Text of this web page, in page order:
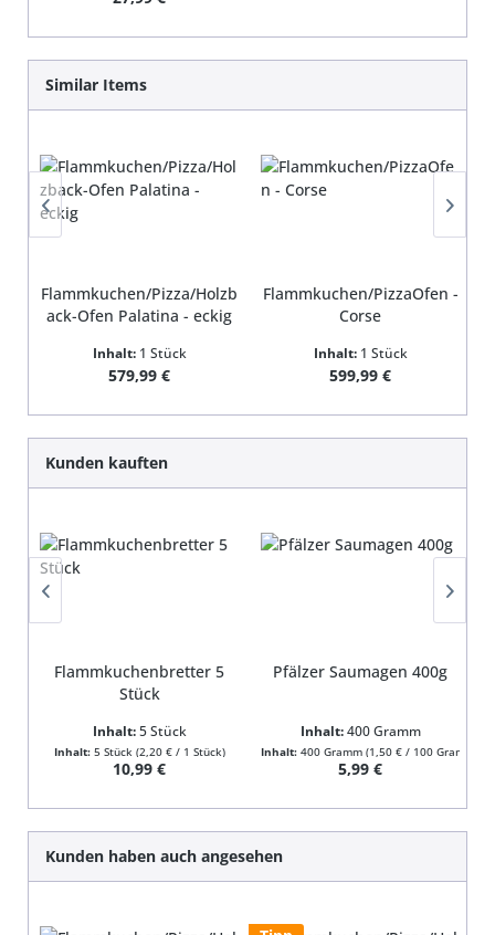
Similar Items
Flammkuchen/Pizza/Holzb
ack-Ofen Palatina - eckig
Inhalt: 1 Stück
Regulärer Preis:
579,99 €
Flammkuchen/PizzaOfen -
Corse
Inhalt: 1 Stück
Regulärer Preis:
599,99 €
Kunden kauften
Flammkuchenbretter 5
Stück
Inhalt:5 Stück
Inhalt: 5 Stück (2,20 € / 1 Stück)
Regulärer Preis:
10,99 €
Pfälzer Saumagen 400g
Inhalt:400 Gramm
Inhalt: 400 Gramm (1,50 € / 100 Gramm)
Regulärer Preis:
5,99 €
Kunden haben auch angesehen